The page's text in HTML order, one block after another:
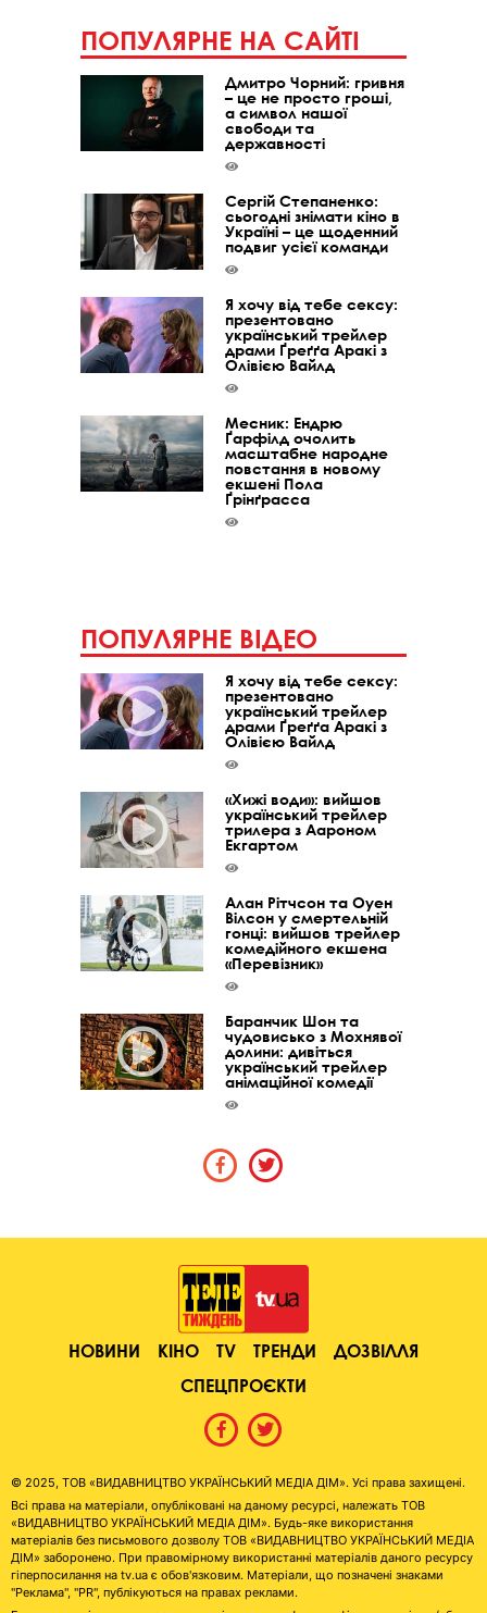
ПОПУЛЯРНЕ НА САЙТІ
Дмитро Чорний: гривня
– це не просто гроші,
а символ нашої
свободи та
державності
Сергій Степаненко:
сьогодні знімати кіно в
Україні – це щоденний
подвиг усієї команди
Я хочу від тебе сексу:
презентовано
український трейлер
драми Ґреґґа Аракі з
Олівією Вайлд
Месник: Ендрю
Ґарфілд очолить
масштабне народне
повстання в новому
екшені Пола
Ґрінґрасса
ПОПУЛЯРНЕ ВІДЕО
Я хочу від тебе сексу:
презентовано
український трейлер
драми Ґреґґа Аракі з
Олівією Вайлд
«Хижі води»: вийшов
український трейлер
трилера з Аароном
Екгартом
Алан Рітчсон та Оуен
Вілсон у смертельній
гонці: вийшов трейлер
комедійного екшена
«Перевізник»
Баранчик Шон та
чудовисько з Мохнявої
долини: дивіться
український трейлер
анімаційної комедії
НОВИНИ КІНО TV ТРЕНДИ
ДОЗВІЛЛЯ
СПЕЦПРОЄКТИ
© 2025, ТОВ «ВИДАВНИЦТВО УКРАЇНСЬКИЙ МЕДІА ДІМ». Усі права захищені.
Всі права на матеріали, опубліковані на даному ресурсі, належать ТОВ
«ВИДАВНИЦТВО УКРАЇНСЬКИЙ МЕДІА ДІМ». Будь-яке використання
матеріалів без письмового дозволу ТОВ «ВИДАВНИЦТВО УКРАЇНСЬКИЙ МЕДІА
ДІМ» заборонено. При правомірному використанні матеріалів даного ресурсу
гіперпосилання на tv.ua є обов'язковим. Матеріали, що позначені знаками
"Реклама", "PR", публікуються на правах реклами.